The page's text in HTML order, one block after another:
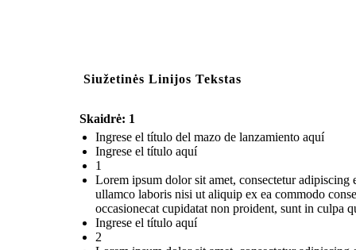
Siužetinės Linijos Tekstas
Skaidrė: 1
Ingrese el título del mazo de lanzamiento aquí
Ingrese el título aquí
1
Lorem ipsum dolor sit amet, consectetur
ullamco laboris nisi ut aliquip ex ea commodo
occasionecat cupidatat non proident, sunt in culpa
Ingrese el título aquí
2